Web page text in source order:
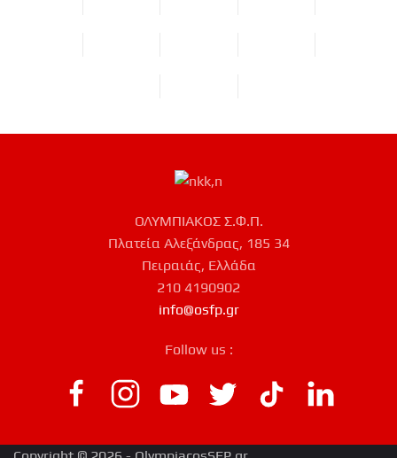
ΟΛΥΜΠΙΑΚΟΣ Σ.Φ.Π.
Πλατεία Αλεξάνδρας, 185 34
Πειραιάς, Ελλάδα
210 4190902
info@osfp.gr
Follow us :